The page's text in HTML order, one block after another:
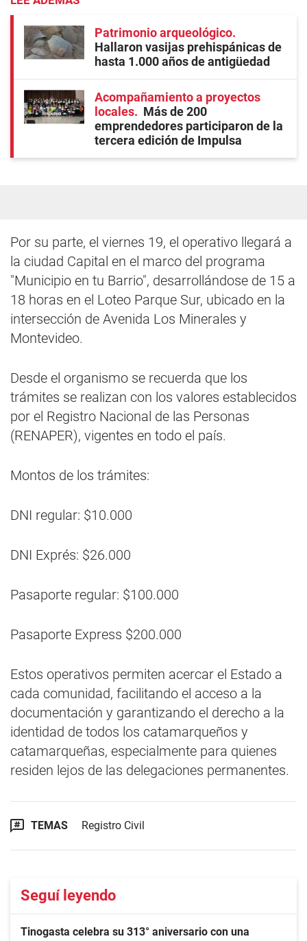
Patrimonio arqueológico
Hallaron vasijas prehispánicas de
hasta 1.000 años de antigüedad
Acompañamiento a proyectos
locales
Más de 200
emprendedores participaron de la
tercera edición de Impulsa
Por su parte, el viernes 19, el operativo llegará a
la ciudad Capital en el marco del programa
"Municipio en tu Barrio", desarrollándose de 15 a
18 horas en el Loteo Parque Sur, ubicado en la
intersección de Avenida Los Minerales y
Montevideo.
Desde el organismo se recuerda que los
trámites se realizan con los valores establecidos
por el Registro Nacional de las Personas
(RENAPER), vigentes en todo el país.
Montos de los trámites:
DNI regular: $10.000
DNI Exprés: $26.000
Pasaporte regular: $100.000
Pasaporte Express $200.000
Estos operativos permiten acercar el Estado a
cada comunidad, facilitando el acceso a la
documentación y garantizando el derecho a la
identidad de todos los catamarqueños y
catamarqueñas, especialmente para quienes
residen lejos de las delegaciones permanentes.
TEMAS Registro Civil
Seguí leyendo
Tinogasta celebra su 313° aniversario con una